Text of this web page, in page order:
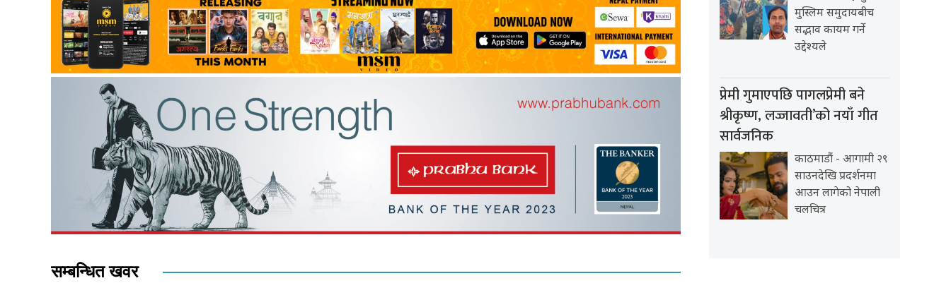
सम्बन्धित खवर
मुस्लिम समुदायबीच
सद्भाव कायम गर्ने
उद्देश्यले
प्रेमी गुमाएपछि पागलप्रेमी बने
श्रीकृष्ण, लज्जावती’को नयाँ गीत
सार्वजनिक
काठमाडौं - आगामी २९
साउनदेखि प्रदर्शनमा
आउन लागेको नेपाली
चलचित्र